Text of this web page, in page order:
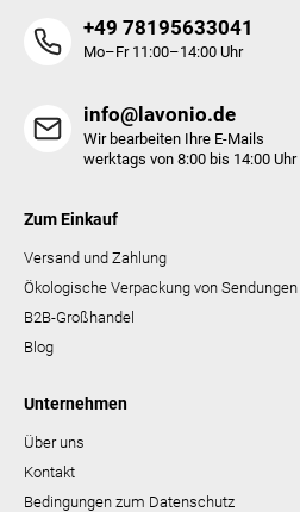
+49 78195633041
Mo–Fr 11:00–14:00 Uhr
info@lavonio.de
Wir bearbeiten Ihre E-Mails
werktags von 8:00 bis 14:00 Uhr
Zum Einkauf
Versand und Zahlung
Ökologische Verpackung von Sendungen
B2B-Großhandel
Blog
Unternehmen
Über uns
Kontakt
Bedingungen zum Datenschutz